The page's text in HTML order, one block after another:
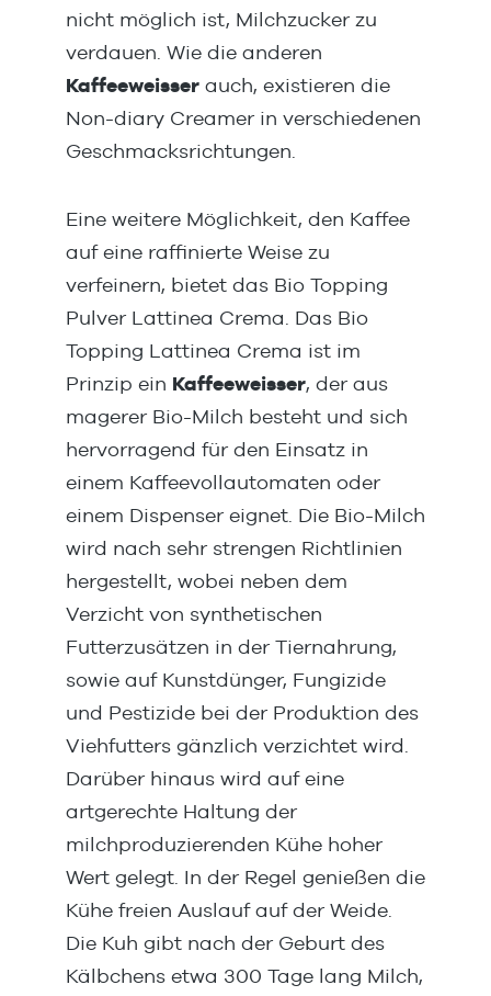
nicht möglich ist, Milchzucker zu
verdauen. Wie die anderen
Kaffeeweisser auch, existieren die
Non-diary Creamer in verschiedenen
Geschmacksrichtungen.
Eine weitere Möglichkeit, den Kaffee
auf eine raffinierte Weise zu
verfeinern, bietet das Bio Topping
Pulver Lattinea Crema. Das Bio
Topping Lattinea Crema ist im
Prinzip ein Kaffeeweisser, der aus
magerer Bio-Milch besteht und sich
hervorragend für den Einsatz in
einem Kaffeevollautomaten oder
einem Dispenser eignet. Die Bio-Milch
wird nach sehr strengen Richtlinien
hergestellt, wobei neben dem
Verzicht von synthetischen
Futterzusätzen in der Tiernahrung,
sowie auf Kunstdünger, Fungizide
und Pestizide bei der Produktion des
Viehfutters gänzlich verzichtet wird.
Darüber hinaus wird auf eine
artgerechte Haltung der
milchproduzierenden Kühe hoher
Wert gelegt. In der Regel genießen die
Kühe freien Auslauf auf der Weide.
Die Kuh gibt nach der Geburt des
Kälbchens etwa 300 Tage lang Milch,